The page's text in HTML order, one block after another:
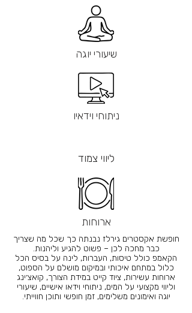
שיעורי יוגה
ניתוחי וידאיו
ליווי צמוד
ארוחות
חופשת אקסטרים גירלז נבנתה כך שכל מה שצריך
כבר מחכה לכן – פשוט להגיע וליהנות.
הקאמפ כולל טיסות, העברות, לינה על בסיס הכל
כלול במתחם איכותי ובמיקום מושלם על הספוט,
ארוחות עשירות, ציוד קייט במידת הצורך, קואצ׳ינג
וליווי מקצועי על המים, ניתוחי וידאו אישיים, שיעורי
יוגה ואימונים משלימים, זמן חופשי ותוכן חווייתי.